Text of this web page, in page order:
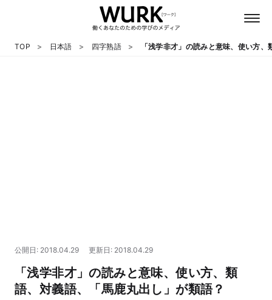
マネー
TOP 日本語 四字熟語 「浅学非才」の読みと意味、使い方
公開日: 2018.04.29 更新日: 2018.04.29
「浅学非才」の読みと意味、使い方、類
語、対義語、「馬鹿丸出し」が類語？